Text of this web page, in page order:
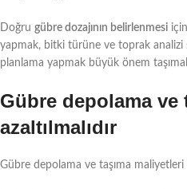
Doğru gübre dozajının belirlenmesi
yapmak, bitki türüne ve toprak analizi
planlama yapmak büyük önem
Gübre depolama ve
azaltılmalıdır
Gübre depolama ve taşıma maliyetleri